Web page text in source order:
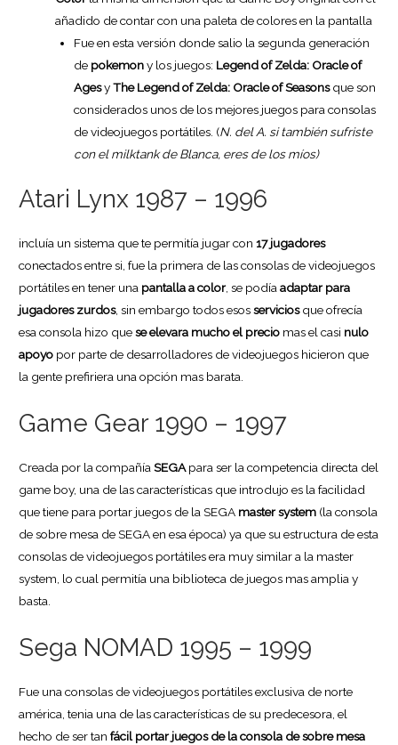
añadido de contar con una paleta de colores en la pantalla
Fue en esta versión donde salio la segunda generación
de pokemony los juegos: Legend of Zelda: Oracle of
AgesyThe Legend of Zelda: Oracle of Seasonsque son
considerados unos de los mejores juegos para consolas
de videojuegos portátiles. (N. del A. si también sufriste
con el milktank de Blanca, eres de los míos)
Atari Lynx 1987 – 1996
incluía un sistema que te permitía jugar con 17 jugadores
conectados entre si, fue la primera de las consolas de videojuegos
portátiles en tener una pantalla a color, se podíaadaptar para
jugadores zurdos, sin embargo todos esosserviciosque ofrecía
esa consola hizo quese elevara mucho el precio mas el casi nulo
apoyo por parte de desarrolladores de videojuegos hicieron que
la gente prefiriera una opción mas barata.
Game Gear 1990 – 1997
Creada por la compañíaSEGApara ser la competencia directa del
game boy, una de las características que introdujo es la facilidad
que tiene para portar juegos de la SEGA master system (la consola
de sobre mesa de SEGA en esa época) ya que su estructura de esta
consolas de videojuegos portátiles era muy similar a la master
system, lo cual permitía una biblioteca de juegos mas amplia y
basta.
Sega NOMAD 1995 – 1999
Fue una consolas de videojuegos portátiles exclusiva de norte
américa, tenia una de las características de su predecesora, el
hecho de ser tanfácil portar juegos de la consola de sobre mesa